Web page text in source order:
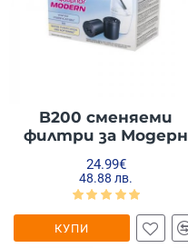
B200 сменяеми
филтри за Модерн
24.99€
48.88 лв.
КУПИ